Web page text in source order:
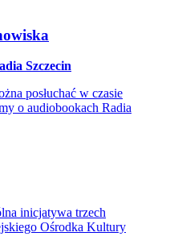
Szczecin
posłuchać w czasie
o audiobookach Radia
inicjatywa trzech
Ośrodka Kultury